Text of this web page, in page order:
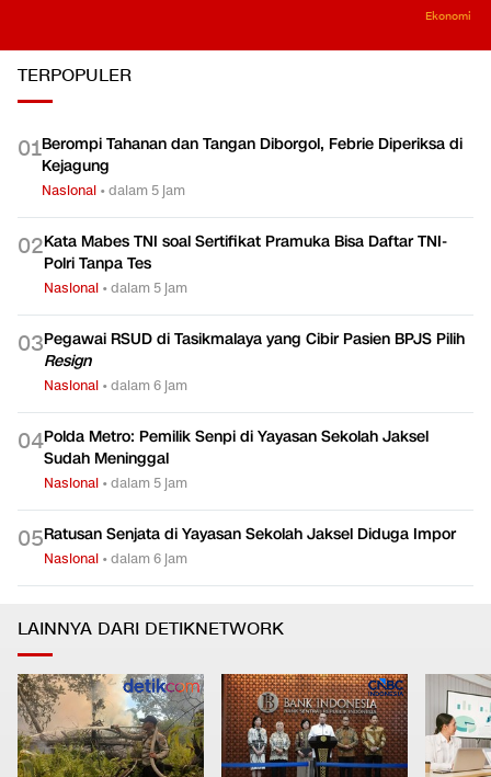
Ekonomi
TERPOPULER
01Berompi Tahanan dan Tangan Diborgol, Febrie Diperiksa di
Kejagung
Nasional •dalam 5 jam
02Kata Mabes TNI soal Sertifikat Pramuka Bisa Daftar TNI-
Polri Tanpa Tes
Nasional •dalam 5 jam
03Pegawai RSUD di Tasikmalaya yang Cibir Pasien BPJS Pilih
Resign
Nasional •dalam 6 jam
04Polda Metro: Pemilik Senpi di Yayasan Sekolah Jaksel
Sudah Meninggal
Nasional •dalam 5 jam
05Ratusan Senjata di Yayasan Sekolah Jaksel Diduga Impor
Nasional •dalam 6 jam
LAINNYA DARI DETIKNETWORK